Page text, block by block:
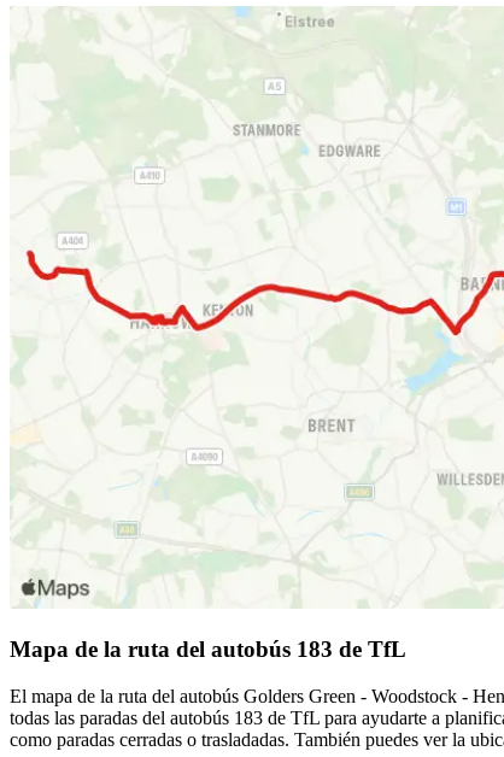
Mapa de la ruta del autobús 183 de TfL
El mapa de la ruta del autobús Golders Green - Woodstock -
todas las paradas del autobús 183 de TfL para ayudarte a
como paradas cerradas o trasladadas. También puedes ver la